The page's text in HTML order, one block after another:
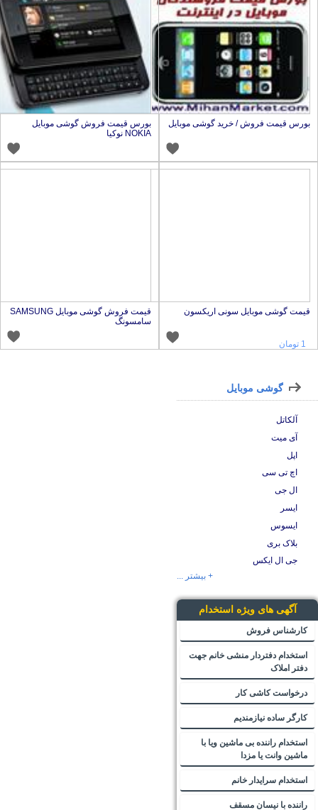
بورس قیمت فروش / خرید گوشی موبایل
بورس قیمت فروش گوشی موبایل
NOKIA نوکیا
قیمت گوشی موبایل سونی اریکسون
قیمت فروش گوشی موبایل SAMSUNG
سامسونگ
گوشی موبایل
آلکاتل
آی میت
اپل
اچ تی سی
ال جی
ایسر
ایسوس
بلاک بری
جی ال ایکس
+ بیشتر ...
آگهی های ویژه استخدام
کارشناس فروش
استخدام دفتردار منشی خانم جهت
دفتر املاک
درخواست کاشی کار
کارگر ساده نیازمندیم
استخدام راننده بی ماشین ویا با
ماشین وانت یا مزدا
استخدام سرایدار خانم
راننده با نیسان مسقف